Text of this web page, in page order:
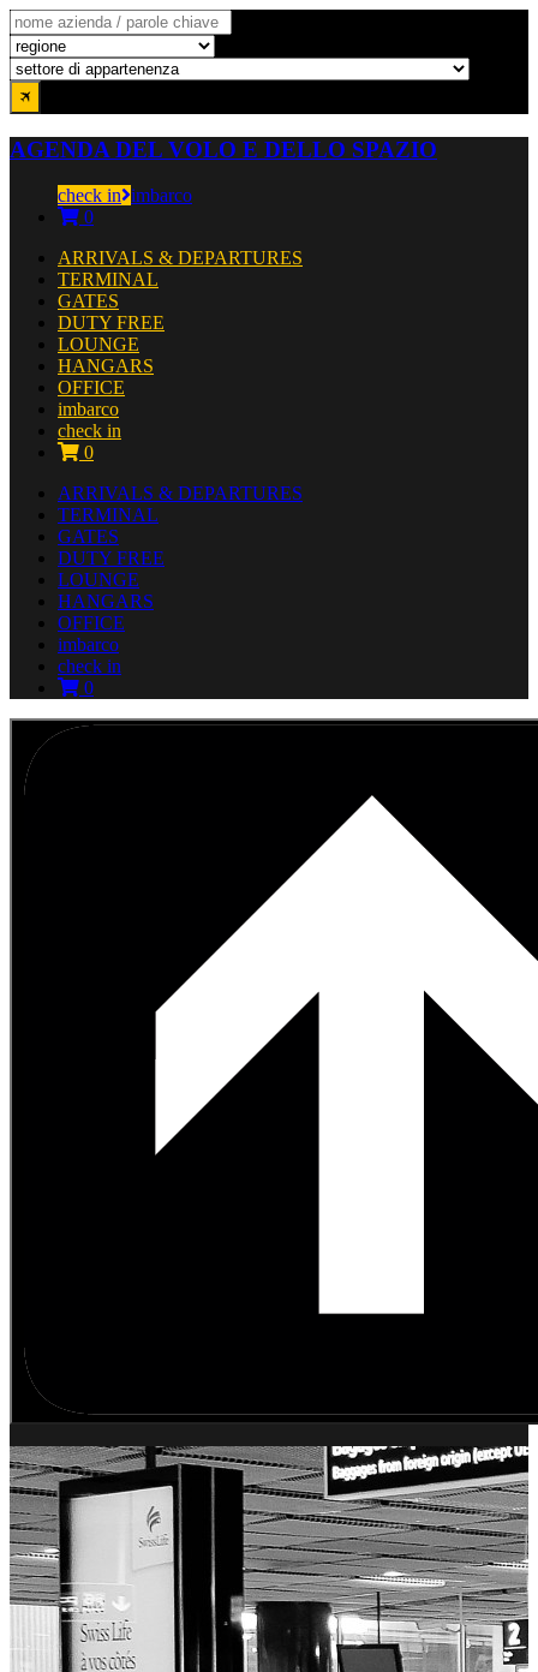
AGENDA DEL VOLO E DELLO SPAZIO
check in imbarco
0
ARRIVALS & DEPARTURES
TERMINAL
GATES
DUTY FREE
LOUNGE
HANGARS
OFFICE
imbarco
check in
0
ARRIVALS & DEPARTURES
TERMINAL
GATES
DUTY FREE
LOUNGE
HANGARS
OFFICE
imbarco
check in
0